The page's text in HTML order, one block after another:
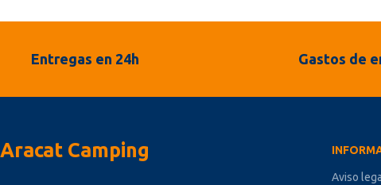
Entregas en 24h Gastos de
Aracat Camping
Aviso